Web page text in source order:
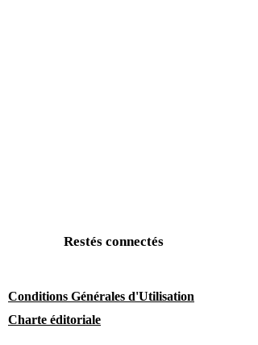
Restés connectés
Conditions Générales d'Utilisation
Charte éditoriale